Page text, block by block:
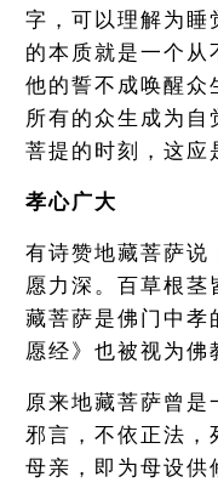
字，可以理解为睡
的本质就是一个从
他的誓不成唤醒众
所有的众生成为自
菩提的时刻，这应
孝心广大
有诗赞地藏菩萨说
愿力深。百草根茎
藏菩萨是佛门中孝
愿经》也被视为佛
原来地藏菩萨曾
邪言，不依正法，
母亲，即为母设供